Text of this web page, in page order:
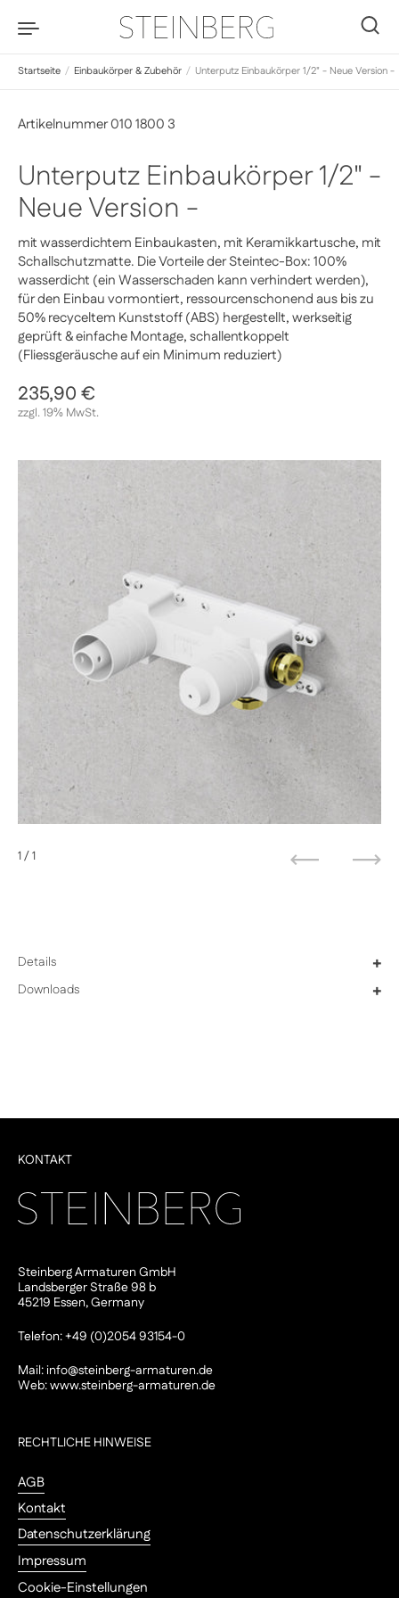
Startseite / Einbaukörper & Zubehör / Unterputz Einbaukörper 1/2" - Neue Version -
Unterputz Einbaukörper 1/2" -
Neue Version -
mit wasserdichtem Einbaukasten, mit Keramikkartusche, mit
Schallschutzmatte. Die Vorteile der Steintec-Box: 100%
wasserdicht (ein Wasserschaden kann verhindert werden),
für den Einbau vormontiert, ressourcenschonend aus bis zu
50% recyceltem Kunststoff (ABS) hergestellt, werkseitig
geprüft & einfache Montage, schallentkoppelt
(Fliessgeräusche auf ein Minimum reduziert)
Artikelnummer 010 1800 3
Regulärer Preis
235,90 €
zzgl. 19% MwSt.
Details +
Downloads +
1/ 1
KONTAKT
Steinberg Armaturen GmbH
Landsberger Straße 98 b
45219 Essen, Germany
Telefon: +49 (0)2054 93154-0
Mail:info@steinberg-armaturen.de
Web:www.steinberg-armaturen.de
RECHTLICHE HINWEISE
AGB
Kontakt
Datenschutzerklärung
Impressum
Cookie-Einstellungen